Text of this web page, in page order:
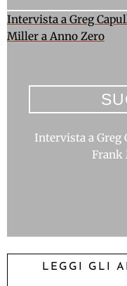
Intervista a Greg
Frank
Intervista a Greg
Miller a Anno Zero
LEGGI GLI